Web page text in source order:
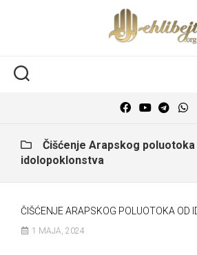
Čišćenje Arapskog poluotoka
idolopoklonstva
ČIŠĆENJE ARAPSKOG POLUOTOKA OD
1 MAJA, 2024